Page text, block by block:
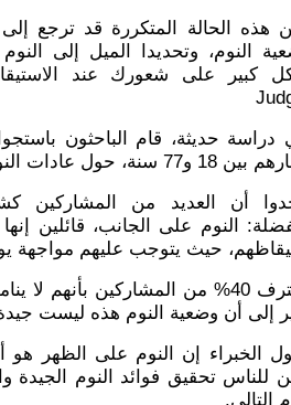
هذه الحالة المتكررة قد ترجع
النوم، وتحديدا الميل إلى
كبير على شعورك عند
و77 سنة، حول عادات النوم
أن العديد من المشاركين
النوم على الجانب، قائلين
حيث يتوجب عليهم مواجهة
واعترف 40% من المشاركين بأنهم
إلى أن وضعية النوم هذه ليست
الخبراء إن النوم على الظهر
للناس تحقيق فوائد النوم
التالي.